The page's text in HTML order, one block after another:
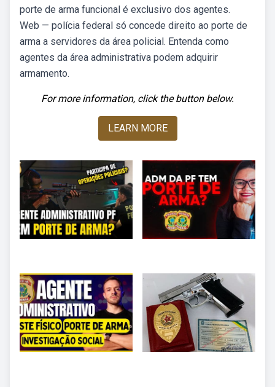
porte de arma funcional é exclusivo dos agentes.
Web — polícia federal só concede direito ao porte de
arma a servidores da área policial. Entenda como
agentes da área administrativa podem adquirir
armamento.
For more information, click the button below.
LEARN MORE